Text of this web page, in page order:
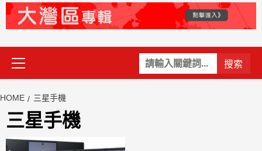
關
鍵
Primary
Menu
HOME 三星手機
三星手機